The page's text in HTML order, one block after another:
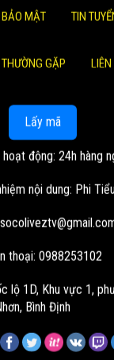
MẬT TIN
GẶP LIÊN
Lấy mã
động: 24h hàng
nội dung: Phi
thoại: 0988253102
lộ 1D, Khu vực 1,
Bình Định